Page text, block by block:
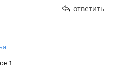
ответить
1